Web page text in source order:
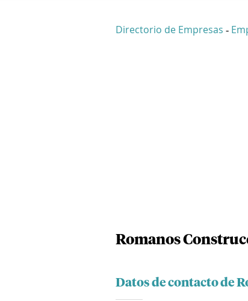
Directorio de Empresas -
Romanos
Datos de contacto de